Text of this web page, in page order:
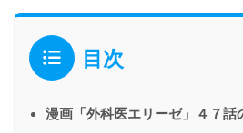
目次
漫画「外科医エリーゼ」４７話